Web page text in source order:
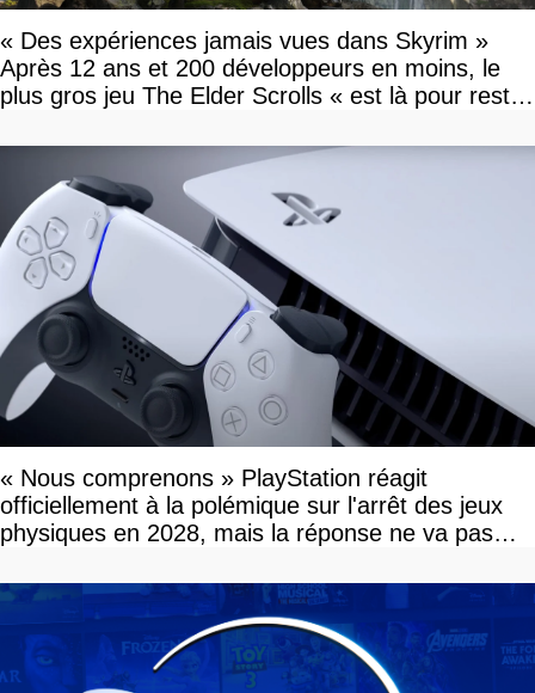
« Des expériences jamais vues dans Skyrim »
Après 12 ans et 200 développeurs en moins, le
plus gros jeu The Elder Scrolls « est là pour rester
« Nous comprenons » PlayStation réagit
officiellement à la polémique sur l'arrêt des jeux
physiques en 2028, mais la réponse ne va pas